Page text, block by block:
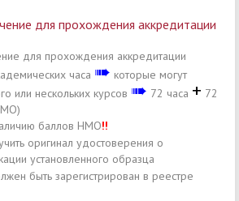
для прохождения аккредитации
для прохождения аккредитации
часа ➠ которые могут
или нескольких курсов ➠ 72 часа + 72
баллов НМО!!
оригинал удостоверения о
установленного образца
быть зарегистрирован в реестре